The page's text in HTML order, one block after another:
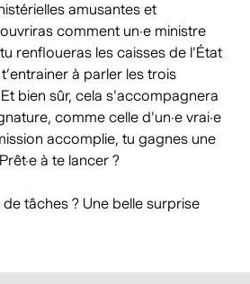
amusantes et
comment un·e ministre
renfloueras les caisses de l'État
à parler les trois
bien sûr, cela s'accompagnera
comme celle d'un·e vrai·e
accomplie, tu gagnes une
à te lancer ?
tâches ? Une belle surprise